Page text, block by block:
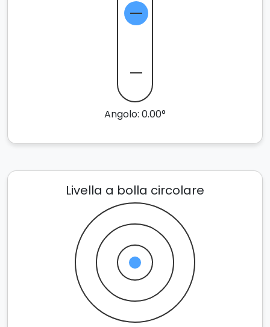
Angolo: 0.00°
Livella a bolla circolare